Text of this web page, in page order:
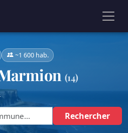
~1 600 hab.
(14)
Rechercher